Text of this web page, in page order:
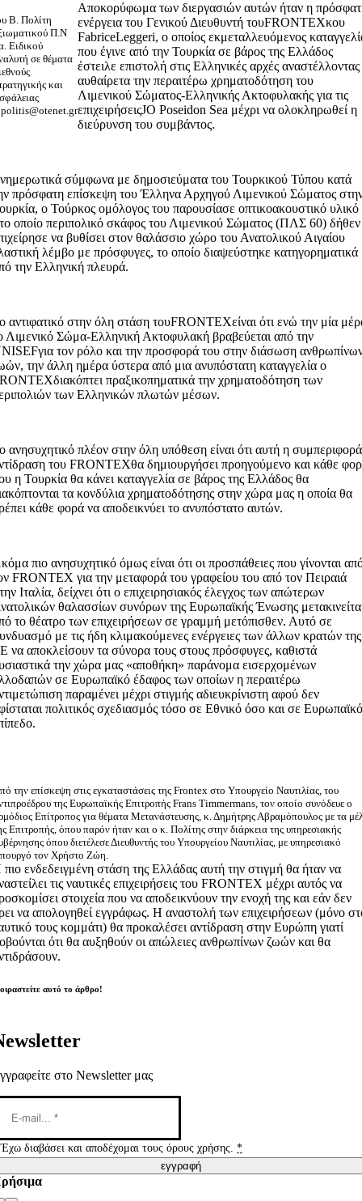
Β. Πολίτη
Π.Ν
Ειδικού
σε θέματα
και
Αποκορύφωμα των διεργασιών αυτών ήταν η
ενέργεια του Γενικού Διευθυντή τουFRONTEXκου
FabriceLeggeri, ο οποίος εκμεταλλευόμενος
που έγινε από την Τουρκία σε βάρος της Ελλάδος
έστειλε επιστολή στις Ελληνικές αρχές αναστέλλοντας
αυθαίρετα την περαιτέρω χρηματοδότηση του
Λιμενικού Σώματος-Ελληνικής Ακτοφυλακής για τις
επιχειρήσειςJO Poseidon Sea μέχρι να ολοκληρωθεί η
διεύρυνση του συμβάντος.
σύμφωνα με δημοσιεύματα του Τουρκικού Τύπου κατά
πρόσφατη επίσκεψη του Έλληνα Αρχηγού Λιμενικού Σώματος
ο Τούρκος ομόλογος του παρουσίασε οπτικοακουστικό υλικό
οποίο περιπολικό σκάφος του Λιμενικού Σώματος (ΠΛΣ 60) δήθεν
να βυθίσει στον θαλάσσιο χώρο του Ανατολικού Αιγαίου
λέμβο με πρόσφυγες, το οποίο διαψεύστηκε κατηγορηματικά
την Ελληνική πλευρά.
αντιφατικό στην όλη στάση τουFRONTEXείναι ότι ενώ την μία
Λιμενικό Σώμα-Ελληνική Ακτοφυλακή βραβεύεται από την
τον ρόλο και την προσφορά του στην διάσωση
την άλλη ημέρα ύστερα από μια ανυπόστατη καταγγελία ο
πραξικοπηματικά την χρηματοδότηση των
των Ελληνικών πλωτών μέσων.
ανησυχητικό πλέον στην όλη υπόθεση είναι ότι αυτή η
του FRONTEXθα δημιουργήσει προηγούμενο και κάθε
η Τουρκία θα κάνει καταγγελία σε βάρος της Ελλάδος θα
τα κονδύλια χρηματοδότησης στην χώρα μας η οποία θα
κάθε φορά να αποδεικνύει το ανυπόστατο αυτών.
πιο ανησυχητικό όμως είναι ότι οι προσπάθειες που γίνονται
FRONTEX για την μεταφορά του γραφείου του από τον Πειραιά
Ιταλία, δείχνει ότι ο επιχειρησιακός έλεγχος των απώτερων
θαλασσίων συνόρων της Ευρωπαϊκής Ένωσης
το θέατρο των επιχειρήσεων σε γραμμή μετόπισθεν. Αυτό σε
με τις ήδη κλιμακούμενες ενέργειες των άλλων κρατών της
να αποκλείσουν τα σύνορα τους στους πρόσφυγες, καθιστά
την χώρα μας «αποθήκη» παράνομα εισερχομένων
σε Ευρωπαϊκό έδαφος των οποίων η περαιτέρω
παραμένει μέχρι στιγμής αδιευκρίνιστη αφού δεν
πολιτικός σχεδιασμός τόσο σε Εθνικό όσο και σε
την επίσκεψη στις εγκαταστάσεις της Frontex στο Υπουργείο Ναυτιλίας, του
της Ευρωπαϊκής Επιτροπής Frans Timmermans, τον οποίο συνόδευε ο
Επίτροπος για θέματα Μετανάστευσης, κ. Δημήτρης Αβραμόπουλος με τα
Επιτροπής, όπου παρόν ήταν και ο κ. Πολίτης στην διάρκεια της υπηρεσιακής
όπου διετέλεσε Διευθυντής του Υπουργείου Ναυτιλίας, με υπηρεσιακό
τον Χρήστο Ζώη.
ενδεδειγμένη στάση της Ελλάδας αυτή την στιγμή θα ήταν να
τις ναυτικές επιχειρήσεις του FRONTEX μέχρι αυτός να
στοιχεία που να αποδεικνύουν την ενοχή της και εάν δεν
να απολογηθεί εγγράφως. Η αναστολή των επιχειρήσεων (μόνο
τους κομμάτι) θα προκαλέσει αντίδραση στην Ευρώπη γιατί
ότι θα αυξηθούν οι απώλειες ανθρωπίνων ζωών και θα
αυτό το άρθρο!
στο Newsletter μας
Έχω διαβάσει και αποδέχομαι τους όρους χρήσης.*
εγγραφή